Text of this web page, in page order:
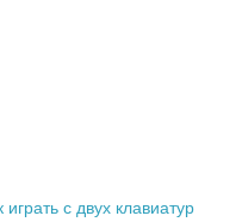
играть с двух клавиатур